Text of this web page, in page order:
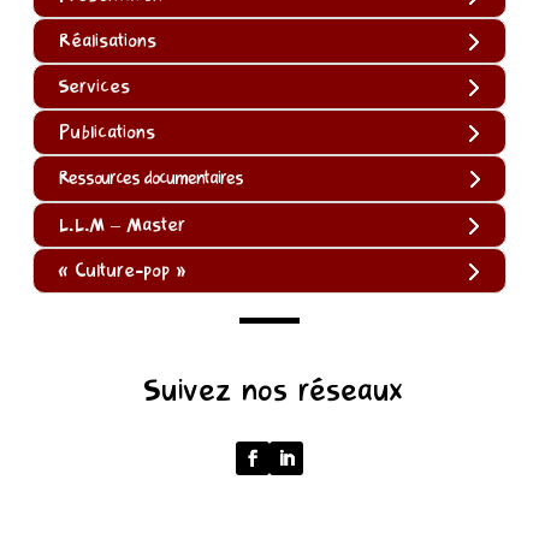
Réalisations
Services
Publications
Ressources documentaires
L.L.M – Master
« Culture-pop »
Suivez nos réseaux